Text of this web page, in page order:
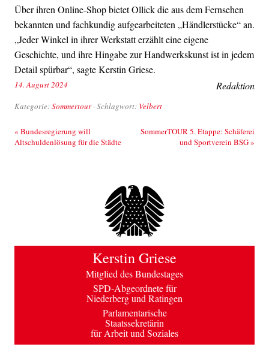
Über ihren Online-Shop bietet Ollick die aus dem Fernsehen
bekannten und fachkundig aufgearbeiteten „Händlerstücke“ an.
„Jeder Winkel in ihrer Werkstatt erzählt eine eigene
Geschichte, und ihre Hingabe zur Handwerkskunst ist in jedem
Detail spürbar“, sagte Kerstin Griese.
Redaktion
14. August 2024
Kategorie:Sommertour· Schlagwort: Velbert
Beitrags-Navigation
« Bundesregierung will
Altschuldenlösung für die Städte
SommerTOUR 5. Etappe: Schäferei
und Sportverein BSG»
Kerstin Griese
Mitglied des Bundestages
SPD-Abgeordnete für
Niederberg und Ratingen
Parlamentarische
Staatssekretärin
für Arbeit und Soziales